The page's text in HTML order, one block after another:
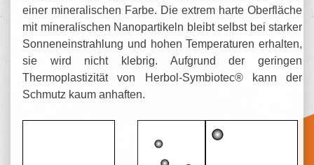
einer mineralischen Farbe. Die extrem harte Oberfläche
mit mineralischen Nanopartikeln bleibt selbst bei starker
Sonneneinstrahlung und hohen Temperaturen erhalten,
sie wird nicht klebrig. Aufgrund der geringen
Thermoplastizität von Herbol-Symbiotec® kann der
Schmutz kaum anhaften.